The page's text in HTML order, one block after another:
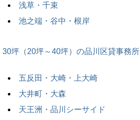
浅草・千束
池之端・谷中・根岸
30坪（20坪～40坪）の品川区貸事務所
五反田・大崎・上大崎
大井町・大森
天王洲・品川シーサイド